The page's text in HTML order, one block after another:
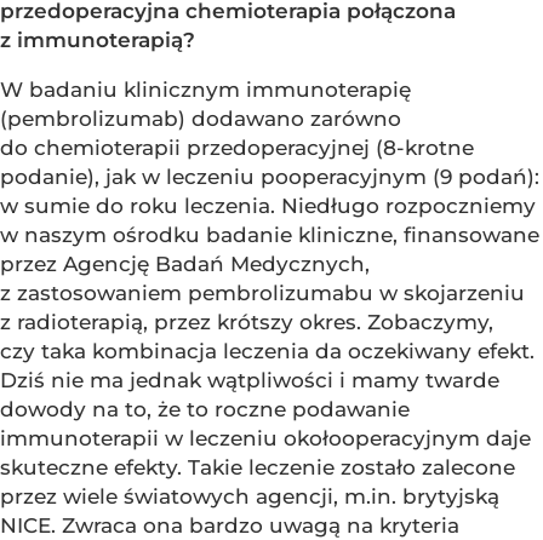
przedoperacyjna chemioterapia połączona
z immunoterapią?
W badaniu klinicznym immunoterapię
(pembrolizumab) dodawano zarówno
do chemioterapii przedoperacyjnej (8-krotne
podanie), jak w leczeniu pooperacyjnym (9 podań):
w sumie do roku leczenia. Niedługo rozpoczniemy
w naszym ośrodku badanie kliniczne, finansowane
przez Agencję Badań Medycznych,
z zastosowaniem pembrolizumabu w skojarzeniu
z radioterapią, przez krótszy okres. Zobaczymy,
czy taka kombinacja leczenia da oczekiwany efekt.
Dziś nie ma jednak wątpliwości i mamy twarde
dowody na to, że to roczne podawanie
immunoterapii w leczeniu okołooperacyjnym daje
skuteczne efekty. Takie leczenie zostało zalecone
przez wiele światowych agencji, m.in. brytyjską
NICE. Zwraca ona bardzo uwagą na kryteria